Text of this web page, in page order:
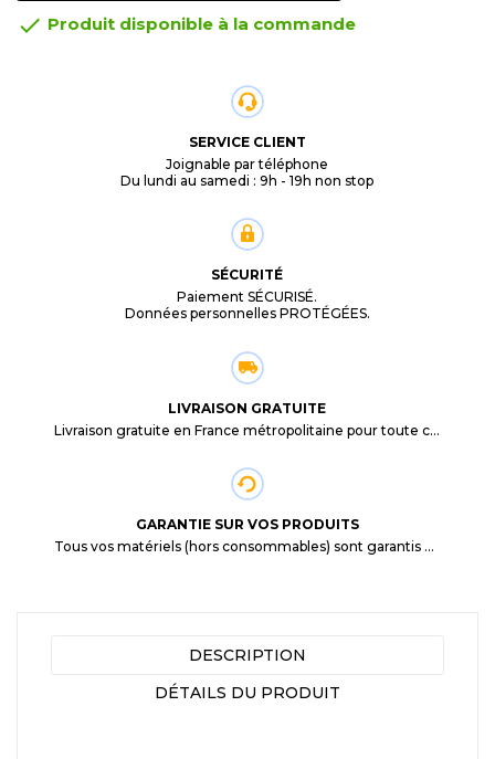
 Produit disponible à la commande
SERVICE CLIENT
Joignable par téléphone
Du lundi au samedi : 9h - 19h non stop
SÉCURITÉ
Paiement SÉCURISÉ.
Données personnelles PROTÉGÉES.
LIVRAISON GRATUITE
Livraison gratuite en France métropolitaine pour toute commande supérieure à 29,90€.
GARANTIE SUR VOS PRODUITS
Tous vos matériels (hors consommables) sont garantis 3 mois à partir de la date d'achat
DESCRIPTION
DÉTAILS DU PRODUIT